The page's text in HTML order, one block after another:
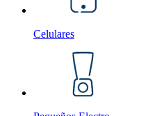
Celulares